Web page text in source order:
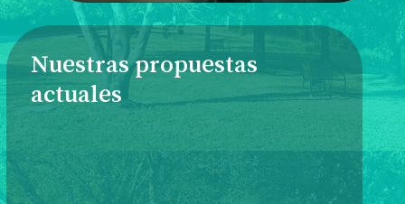
Nuestras propuestas
actuales